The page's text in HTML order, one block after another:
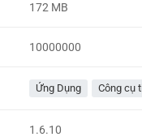
172 MB
10000000
Ứng Dụng Công cụ
1.6.10